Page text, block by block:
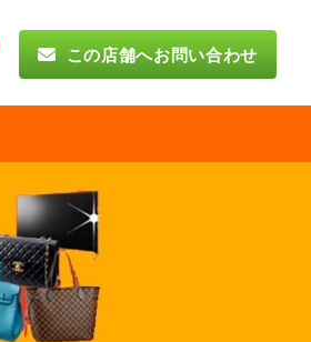
この店舗へお問い合わせ